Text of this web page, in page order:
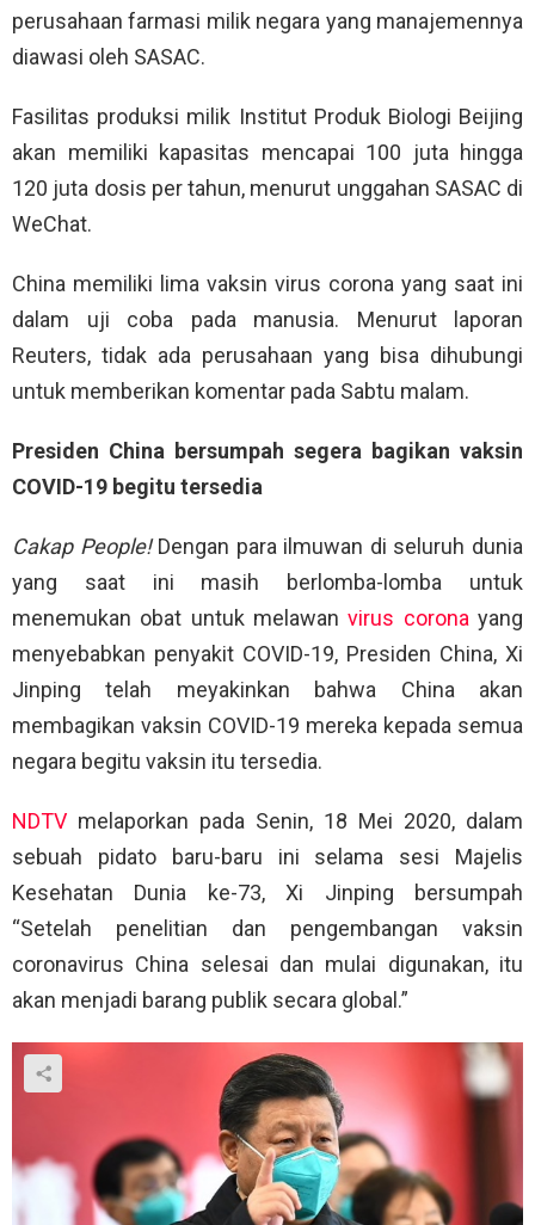
perusahaan farmasi milik negara yang manajemennya
diawasi oleh SASAC.
Fasilitas produksi milik Institut Produk Biologi Beijing
akan memiliki kapasitas mencapai 100 juta hingga
120 juta dosis per tahun, menurut unggahan SASAC di
WeChat.
China memiliki lima vaksin virus corona yang saat ini
dalam uji coba pada manusia. Menurut laporan
Reuters, tidak ada perusahaan yang bisa dihubungi
untuk memberikan komentar pada Sabtu malam.
Presiden China bersumpah segera bagikan vaksin
COVID-19 begitu tersedia
Cakap People!Dengan para ilmuwan di seluruh dunia
yang saat ini masih berlomba-lomba untuk
menemukan obat untuk melawanvirus coronayang
menyebabkan penyakit COVID-19, Presiden China, Xi
Jinping telah meyakinkan bahwa China akan
membagikan vaksin COVID-19 mereka kepada semua
negara begitu vaksin itu tersedia.
NDTV melaporkan pada Senin, 18 Mei 2020, dalam
sebuah pidato baru-baru ini selama sesi Majelis
Kesehatan Dunia ke-73, Xi Jinping bersumpah
“Setelah penelitian dan pengembangan vaksin
coronavirus China selesai dan mulai digunakan, itu
akan menjadi barang publik secara global.”